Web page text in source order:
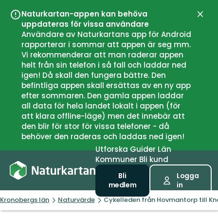
Naturkartan-appen kan behöva
uppdateras för vissa användare
Användare av Naturkartans app för Android
rapporterar i sommar att appen är seg mm.
Vi rekommenderar att man raderar appen
helt från sin telefon i så fall och laddar ned
igen! Då skall den fungera bättre. Den
befintliga appen skall ersättas av en ny app
efter sommaren. Den gamla appen laddar
all data för hela landet lokalt i appen (för
att klara offline-läge) men det innebär att
den blir för stor för vissa telefoner - då
behöver den raderas och laddas ned igen!
UtforskaGuiderLän
Kommuner Bli kund
Bli
medlem
Logga
in
Kronobergs län Naturvärde Cykelleden från Hovmantorp till